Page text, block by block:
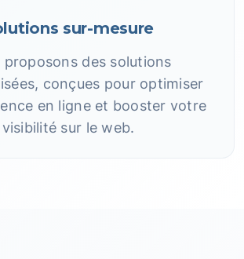
sur-mesure
proposons des solutions
conçues pour optimiser
en ligne et booster votre
visibilité sur le web.